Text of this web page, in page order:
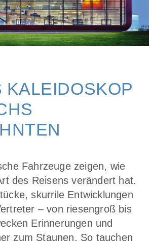
KALEIDOSKOP
Fahrzeuge zeigen, wie
des Reisens verändert hat.
skurrile Entwicklungen
– von riesengroß bis
Erinnerungen und
zum Staunen. So tauchen